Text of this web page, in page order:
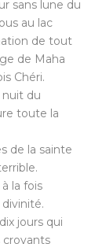
sans lune du
au lac
de tout
de Maha
Chéri.
nuit du
toute la
de la sainte
la fois
jours qui
croyants